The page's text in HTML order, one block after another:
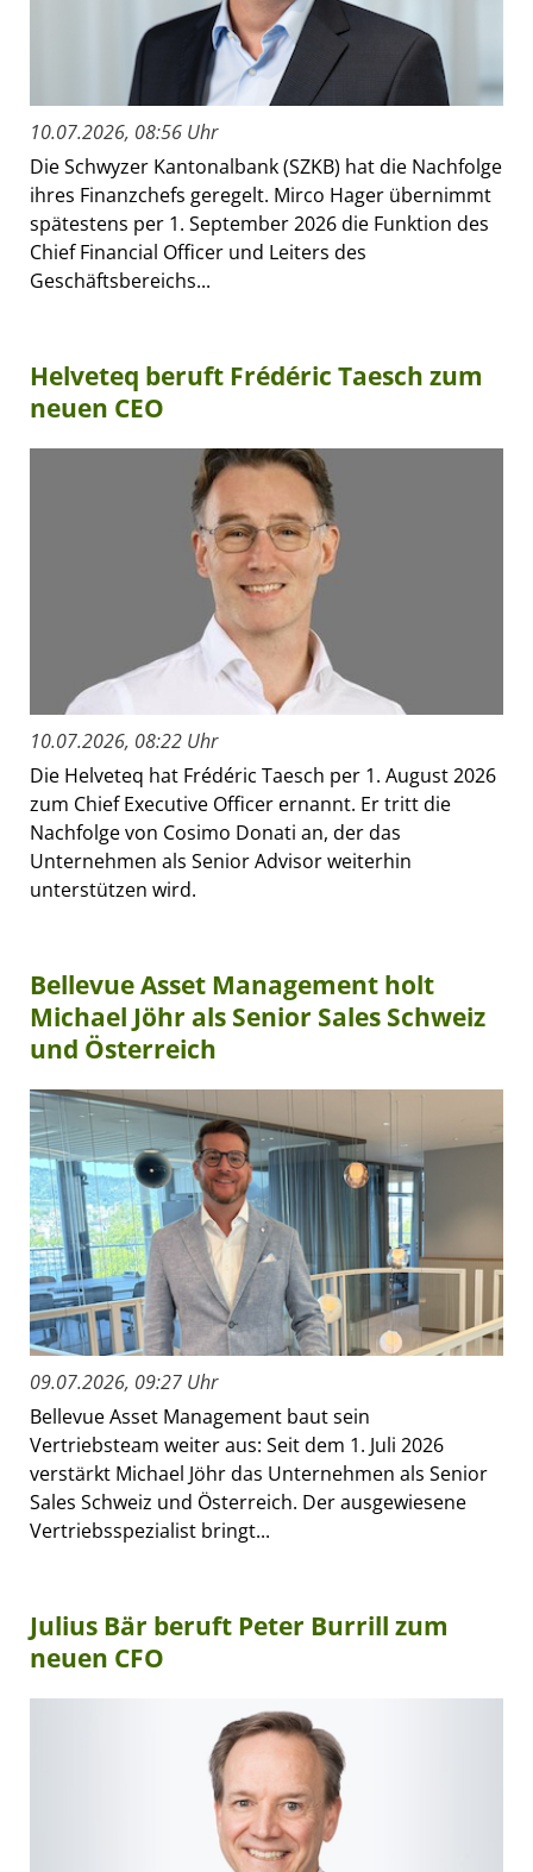
10.07.2026, 08:56 Uhr
Die Schwyzer Kantonalbank (SZKB) hat die Nachfolge
ihres Finanzchefs geregelt. Mirco Hager übernimmt
spätestens per 1. September 2026 die Funktion des
Chief Financial Officer und Leiters des
Geschäftsbereichs...
Helveteq beruft Frédéric Taesch zum
neuen CEO
10.07.2026, 08:22 Uhr
Die Helveteq hat Frédéric Taesch per 1. August 2026
zum Chief Executive Officer ernannt. Er tritt die
Nachfolge von Cosimo Donati an, der das
Unternehmen als Senior Advisor weiterhin
unterstützen wird.
Bellevue Asset Management holt
Michael Jöhr als Senior Sales Schweiz
und Österreich
09.07.2026, 09:27 Uhr
Bellevue Asset Management baut sein
Vertriebsteam weiter aus: Seit dem 1. Juli 2026
verstärkt Michael Jöhr das Unternehmen als Senior
Sales Schweiz und Österreich. Der ausgewiesene
Vertriebsspezialist bringt...
Julius Bär beruft Peter Burrill zum
neuen CFO